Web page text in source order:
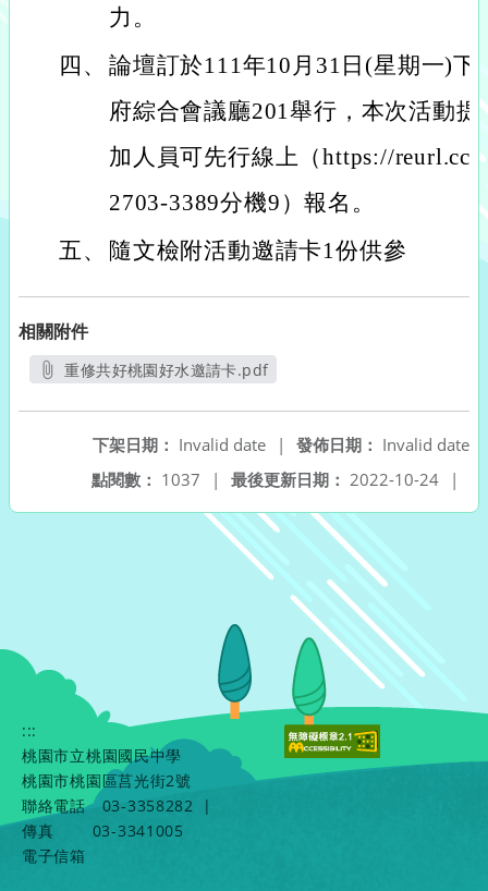
力。
四、 論壇訂於111年10月31日(星期一)下
府綜合會議廳201舉行，本次活動
加人員可先行線上（https://
2703-3389分機9）報名。
五、
隨文檢附活動邀請卡1份供參
相關附件
重修共好桃園好水邀請卡.pdf
發佈日期： Invalid date
下架日期： Invalid date
|
最後更新日期： 2022-10-24 |
點閱數： 1037 |
:::
桃園市立桃園國民中學
桃園市桃園區莒光街2號
聯絡電話
03-3358282
|
傳真
03-3341005
電子信箱